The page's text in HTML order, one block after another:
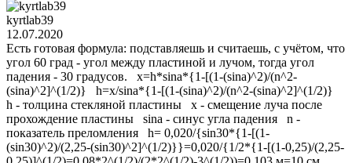
kyrtlab39
12.07.2020
Есть готовая формула: подставляешь и считаешь, с учётом, что
угол 60 град - угол между пластиной и лучом, тогда угол
падения - 30 градусов. x=h*sina*{1-[(1-(sina)^2)/(n^2-
(sina)^2]^(1/2)} h=x/sina*{1-[(1-(sina)^2)/(n^2-(sina)^2]^(1/2)}
h - толцина стекляной пластины x - смещение луча после
прохождение пластины sina - синус угла падения n -
показатель преломления h= 0,020/{sin30*{1-[(1-
(sin30)^2)/(2,25-(sin30)^2]^(1/2)}}=0,020/{1/2*{1-[(1-0,25)/(2,25-